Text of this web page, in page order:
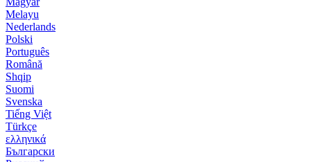
Melayu
Nederlands
Polski
Português
Română
Shqip
Suomi
Svenska
Tiếng Việt
Türkçe
ελληνικά
Български